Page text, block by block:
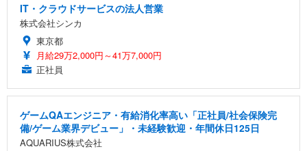
Sezlife オフィスチェア デスクチェア 疲れない テレ
ワーク チェア 強化バックレスト 30度ロッキング機
レスト 3Dヘッドレスト ハンガー付き 高反発クッシ
ョン PCチェア 通気性メッシュ ゲーミング/勉強/事
￥7,680
ANDWINT オフィスチェア デスクチェア 肘なし メ
ス圧無段階昇降 360度回転 キャスター付き コンパク
ト 幅52×奥行58.5×高さ84～96cm テレワーク 在宅
勤務 ブラック
￥4,139
【整備済み品】Dell E2724HS 27インチ 液晶モニタ
ー フルHD（1920×1080）VA 非光沢 HDMI/DisplayP
応 ComfortView ビジネス向け
￥15,800
【MiniLED/24.5inch/280Hz/FHD】GRAPHT THE S
グモニター QD 24.5インチ 1ms FHD 量子ドット 残
像低減 (3年保証 | 輝点保証 | 日本メーカー)
￥34,980
Smart Basic(スマートベーシック) 【Amazon.co.jp
限定】 Smart Basic アイリスオーヤマ ペットシーツ
￥3,670
アイリスオーヤマ ペットシーツ 超厚型 お徳用 レギ
ュラー 200枚入【Amazon.co.jp限定】
￥3,731
IT・クラウドサービスの法人営業
株式会社シンカ
東京都
月給29万2,000円～41万7,000円
正社員
ゲームQAエンジニア・有給消化率高い「正社員/社会保険完
備/ゲーム業界デビュー」・未経験歓迎・年間休日125日
AQUARIUS株式会社